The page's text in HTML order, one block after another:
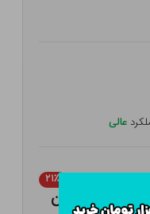
عالی
۹۰,۰۰۰ تومان ۲۱٪
۷۱,۱۰۰ تومان